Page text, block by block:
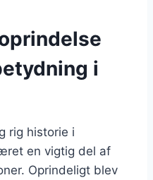
i
rig historie i
en vigtig del af
Oprindeligt blev